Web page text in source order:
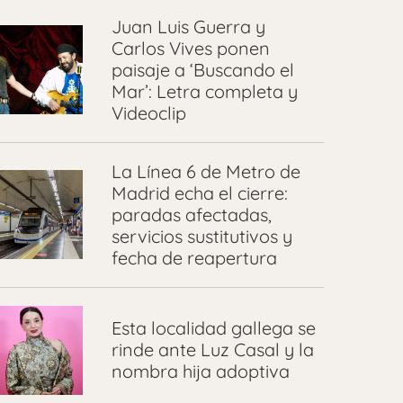
Juan Luis Guerra y
Carlos Vives ponen
paisaje a ‘Buscando el
Mar’: Letra completa y
Videoclip
La Línea 6 de Metro de
Madrid echa el cierre:
paradas afectadas,
servicios sustitutivos y
fecha de reapertura
Esta localidad gallega se
rinde ante Luz Casal y la
nombra hija adoptiva